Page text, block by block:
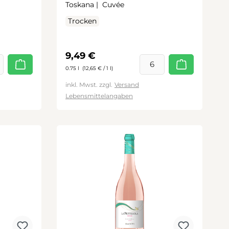
Toskana | Cuvée
Trocken
Regulärer Preis:
9,49 €
0.75 l (12,65 € / 1 l)
inkl. Mwst. zzgl. Versand
Lebensmittelangaben